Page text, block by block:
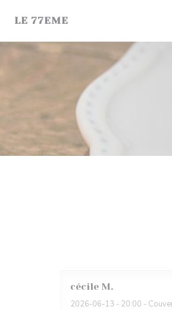
LE 77EME
cécile M
2026-06-13 - 20:00 -